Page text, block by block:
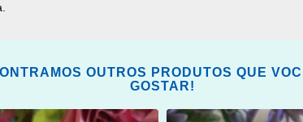
OUTROS PRODUTOS QUE
GOSTAR!